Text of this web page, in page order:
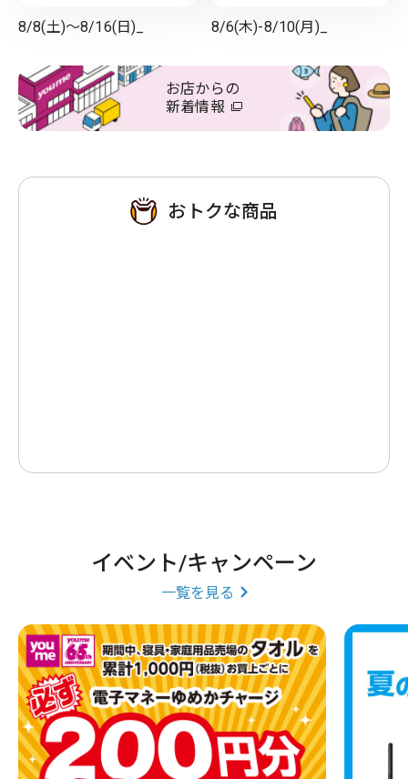
8/8(土)～8/16(日)_ 8/6(木)-8/10(月)_
お店からの
新着情報
おトクな商品
イベント/キャンペーン
一覧を見る